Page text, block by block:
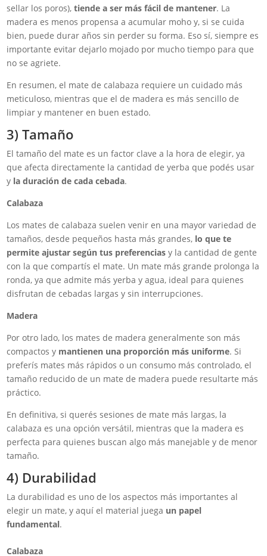
sellar los poros),tiende a ser más fácil de mantener. La
madera es menos propensa a acumular moho y, si se cuida
bien, puede durar años sin perder su forma. Eso sí, siempre es
importante evitar dejarlo mojado por mucho tiempo para que
no se agriete.
En resumen, el mate de calabaza requiere un cuidado más
meticuloso, mientras que el de madera es más sencillo de
limpiar y mantener en buen estado.
3) Tamaño
El tamaño del mate es un factor clave a la hora de elegir, ya
que afecta directamente la cantidad de yerba que podés usar
y la duración de cada cebada.
Calabaza
Los mates de calabaza suelen venir en una mayor variedad de
tamaños, desde pequeños hasta más grandes, lo que te
permite ajustar según tus preferencias y la cantidad de gente
con la que compartís el mate. Un mate más grande prolonga la
ronda, ya que admite más yerba y agua, ideal para quienes
disfrutan de cebadas largas y sin interrupciones.
Madera
Por otro lado, los mates de madera generalmente son más
compactos y mantienen una proporción más uniforme. Si
preferís mates más rápidos o un consumo más controlado, el
tamaño reducido de un mate de madera puede resultarte más
práctico.
En definitiva, si querés sesiones de mate más largas, la
calabaza es una opción versátil, mientras que la madera es
perfecta para quienes buscan algo más manejable y de menor
tamaño.
4) Durabilidad
La durabilidad es uno de los aspectos más importantes al
elegir un mate, y aquí el material juega un papel
fundamental.
Calabaza